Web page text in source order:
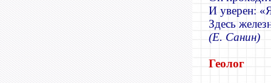
И уверен:
Здесь
(Е. Санин)
Геолог